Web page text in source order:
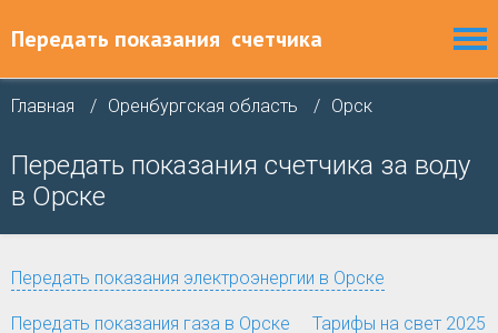
Передать показания счетчика
Главная Оренбургская область Орск
Передать показания счетчика за воду
в Орске
Передать показания электроэнергии в Орске
Передать показания газа в Орске Тарифы на свет 2025